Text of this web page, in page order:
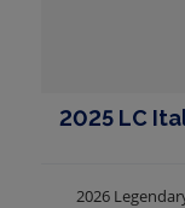
2025 LC
2026